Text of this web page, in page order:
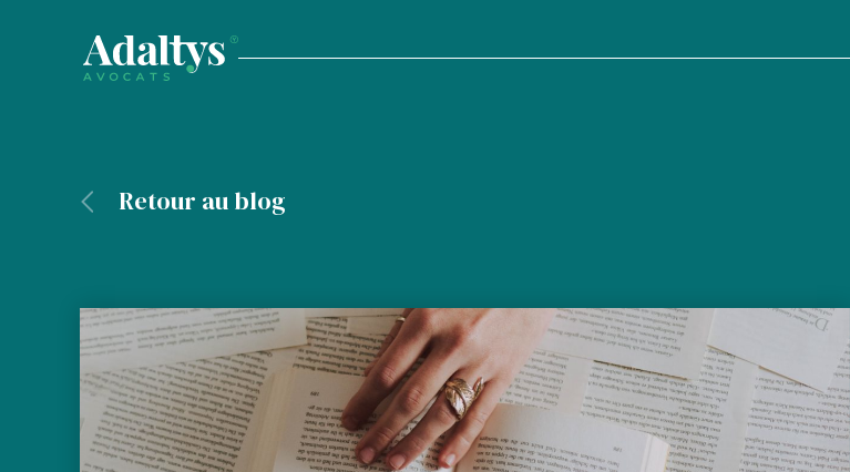
Retour au blog